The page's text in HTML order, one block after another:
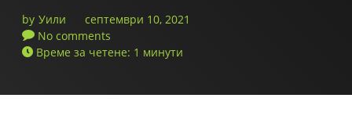
by Уили
септември 10, 2021
No comments
Време за четене: 1 минути